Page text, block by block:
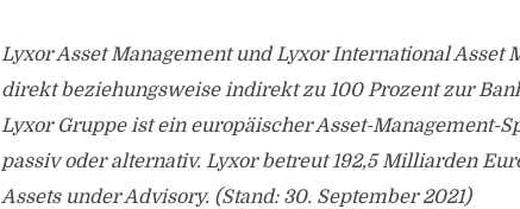
Lyxor Asset Management und Lyxor International Asset
direkt beziehungsweise indirekt zu 100 Prozent zur
Lyxor Gruppe ist ein europäischer Asset-Management-
passiv oder alternativ. Lyxor betreut 192,5 Milliarden
Assets under Advisory. (Stand: 30. September 2021)